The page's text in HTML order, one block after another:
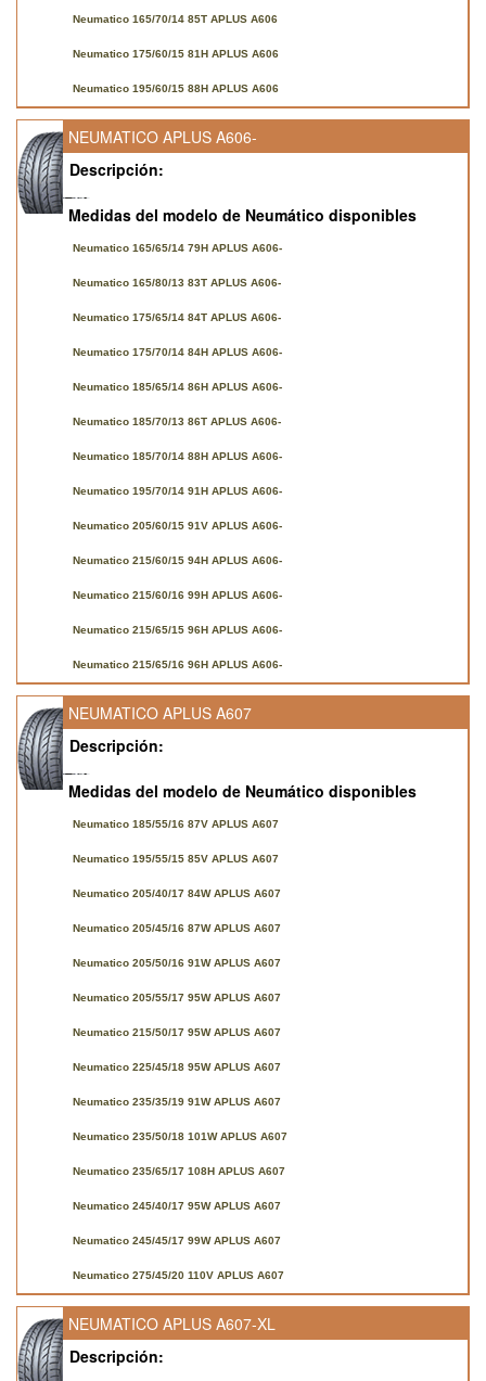
Neumatico 165/70/14 85T APLUS A606
Neumatico 175/60/15 81H APLUS A606
Neumatico 195/60/15 88H APLUS A606
NEUMATICO APLUS A606-
Descripción:
Medidas del modelo de Neumático disponibles
Neumatico 165/65/14 79H APLUS A606-
Neumatico 165/80/13 83T APLUS A606-
Neumatico 175/65/14 84T APLUS A606-
Neumatico 175/70/14 84H APLUS A606-
Neumatico 185/65/14 86H APLUS A606-
Neumatico 185/70/13 86T APLUS A606-
Neumatico 185/70/14 88H APLUS A606-
Neumatico 195/70/14 91H APLUS A606-
Neumatico 205/60/15 91V APLUS A606-
Neumatico 215/60/15 94H APLUS A606-
Neumatico 215/60/16 99H APLUS A606-
Neumatico 215/65/15 96H APLUS A606-
Neumatico 215/65/16 96H APLUS A606-
NEUMATICO APLUS A607
Descripción:
Medidas del modelo de Neumático disponibles
Neumatico 185/55/16 87V APLUS A607
Neumatico 195/55/15 85V APLUS A607
Neumatico 205/40/17 84W APLUS A607
Neumatico 205/45/16 87W APLUS A607
Neumatico 205/50/16 91W APLUS A607
Neumatico 205/55/17 95W APLUS A607
Neumatico 215/50/17 95W APLUS A607
Neumatico 225/45/18 95W APLUS A607
Neumatico 235/35/19 91W APLUS A607
Neumatico 235/50/18 101W APLUS A607
Neumatico 235/65/17 108H APLUS A607
Neumatico 245/40/17 95W APLUS A607
Neumatico 245/45/17 99W APLUS A607
Neumatico 275/45/20 110V APLUS A607
NEUMATICO APLUS A607-XL
Descripción: